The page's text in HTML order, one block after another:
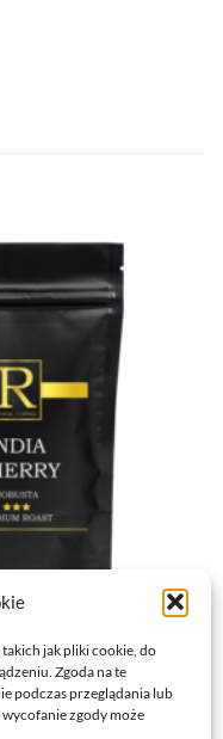
jak pliki cookie, do
Zgoda na te
podczas przeglądania lub
zgody może
INDIA CHERRY